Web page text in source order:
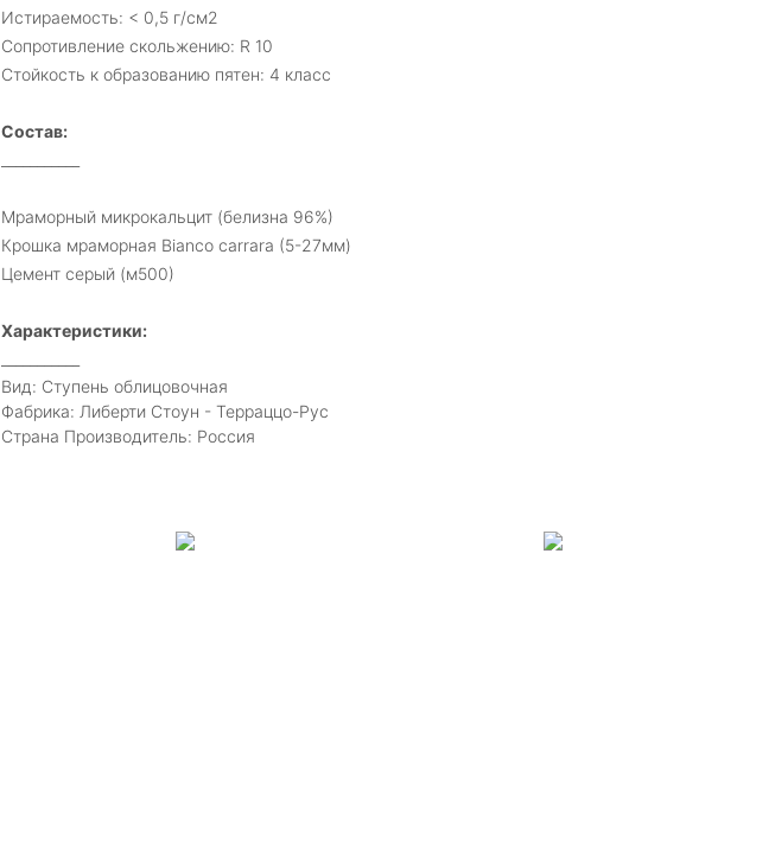
Истираемость: < 0,5 г/см2
Сопротивление скольжению: R 10
Стойкость к образованию пятен: 4 класс
Состав:
Мраморный микрокальцит (белизна 96%)
Крошка мраморная Bianco carrara (5-27мм)
Цемент серый (м500)
Характеристики:
Вид: Ступень облицовочная
Фабрика: Либерти Стоун - Терраццо-Рус
Страна Производитель: Россия